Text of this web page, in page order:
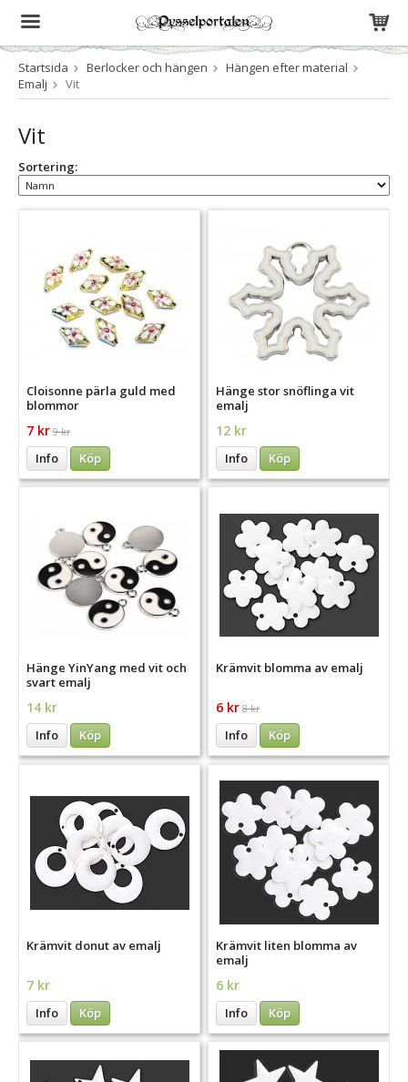
Startsida Berlocker och hängen
Hängen efter material
Emalj
Vit
Vit
Sortering:
Cloisonne pärla guld med
blommor
7 kr 9 kr
Info Köp
Hänge stor snöflinga vit
emalj
12 kr
Info Köp
Hänge YinYang med vit och
svart emalj
14 kr
Info Köp
Krämvit blomma av emalj
6 kr 8 kr
Info Köp
Krämvit donut av emalj
7 kr
Info Köp
Krämvit liten blomma av
emalj
6 kr
Info Köp